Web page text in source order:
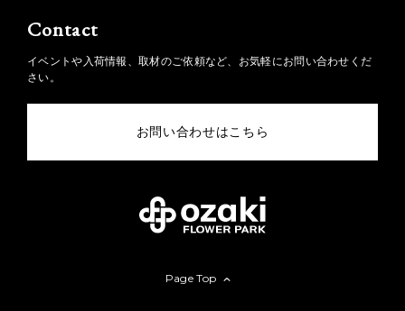
Contact
イベントや入荷情報、取材のご依頼など、お気軽にお問い合わせくだ
さい。
お問い合わせはこちら
Page Top